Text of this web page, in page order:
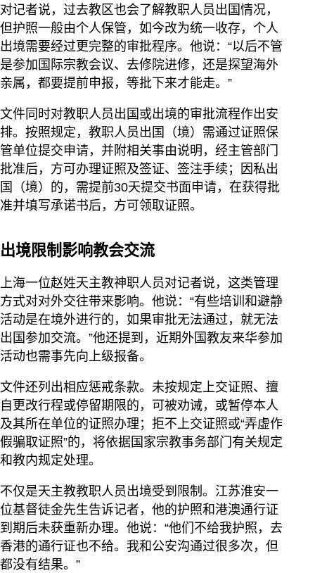
对记者说，过去教区也会了解教职人员出国情况，
但护照一般由个人保管，如今改为统一收存，个人
出境需要经过更完整的审批程序。他说：“以后不管
是参加国际宗教会议、去修院进修，还是探望海外
亲属，都要提前申报，等批下来才能走。”
文件同时对教职人员出国或出境的审批流程作出安
排。按照规定，教职人员出国（境）需通过证照保
管单位提交申请，并附相关事由说明，经主管部门
批准后，方可办理证照及签证、签注手续；因私出
国（境）的，需提前30天提交书面申请，在获得批
准并填写承诺书后，方可领取证照。
出境限制影响教会交流
上海一位赵姓天主教神职人员对记者说，这类管理
方式对对外交往带来影响。他说：“有些培训和避静
活动是在境外进行的，如果审批无法通过，就无法
出国参加交流。”他还提到，近期外国教友来华参加
活动也需事先向上级报备。
文件还列出相应惩戒条款。未按规定上交证照、擅
自更改行程或停留期限的，可被劝诫，或暂停本人
及其所在单位的证照办理；拒不上交证照或“弄虚作
假骗取证照”的，将依据国家宗教事务部门有关规定
和教内规定处理。
不仅是天主教教职人员出境受到限制。江苏淮安一
位基督徒金先生告诉记者，他的护照和港澳通行证
到期后未获重新办理。他说：“他们不给我护照，去
香港的通行证也不给。我和公安沟通过很多次，但
都没有结果。”